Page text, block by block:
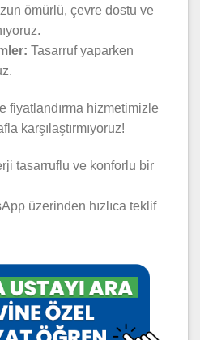
ömürlü, çevre dostu ve
Tasarruf yaparken
fiyatlandırma hizmetimizle
karşılaştırmıyoruz!
tasarruflu ve konforlu bir
üzerinden hızlıca teklif